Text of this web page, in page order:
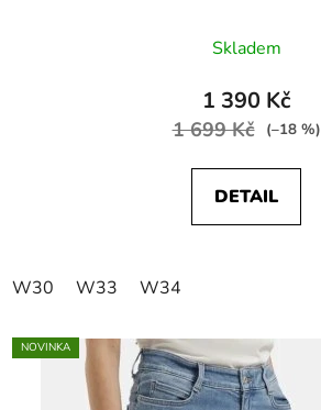
Skladem
1 390 Kč
1 699 Kč (–18 %)
DETAIL
W30 W33 W34
NOVINKA